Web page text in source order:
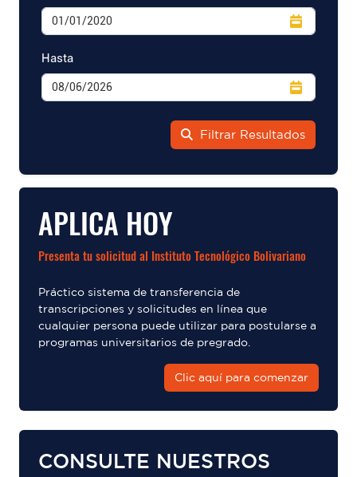
Hasta
Filtrar Resultados
APLICA HOY
Presenta tu solicitud al Instituto Tecnológico Bolivariano
Práctico sistema de transferencia de
transcripciones y solicitudes en línea que
cualquier persona puede utilizar para postularse a
programas universitarios de pregrado.
Clic aquí para comenzar
CONSULTE NUESTROS